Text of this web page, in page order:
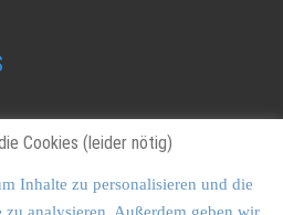
Cookies (leider nötig)
Inhalte zu personalisieren und die
zu analysieren. Außerdem geben wir